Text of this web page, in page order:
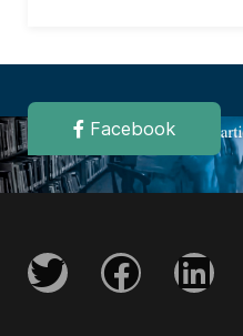
Facebook